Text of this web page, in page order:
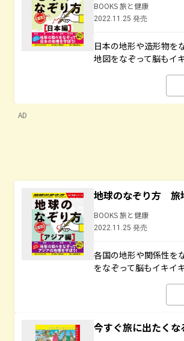
BOOKS 旅と健康
2022.11.25 発売
日本の地形や造形物を
地図をなぞって脳もイ
AD
地球のなぞり方
BOOKS 旅と健康
2022.11.25 発売
各国の地形や関係性を
をなぞって脳もイキイ
今すぐ旅に出たく